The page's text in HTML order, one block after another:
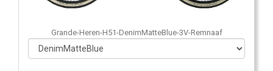
Grande-Heren-H51-DenimMatteBlue-3V-Remnaaf